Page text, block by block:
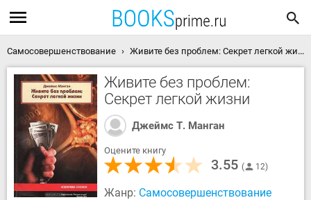
Самосовершенствование Живите без проблем: Секрет легкой жизни скачать книгу
Живите без проблем:
Секрет легкой жизни
Джеймс Т. Манган
Оцените книгу
3.55 12
Жанр: Самосовершенствование